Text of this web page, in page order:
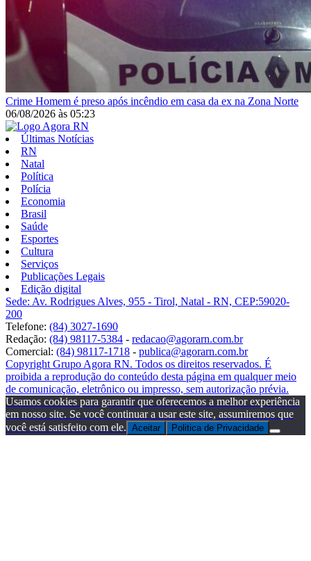
Crime Homem é preso após incêndio em casa da ex na Zona Norte
06/08/2026 às 05:23
Últimas Notícias
RN
Natal
Política
Polícia
Economia
Brasil
Saúde
Esportes
Cultura
Serviços
Publicações Legais
Edição digital
Sede: Av. Rodrigues Alves, 955 - Tirol, Natal - RN, CEP:59020-
200
Telefone: (84) 3027-1690
Redação: (84) 98117-5384 - redacao@agorarn.com.br
Comercial: (84) 98117-1718 - publica@agorarn.com.br
Copyright Grupo Agora RN. Todos os direitos reservados. É
proibida a reprodução do conteúdo desta página em qualquer meio
de comunicação, eletrônico ou impresso, sem autorização prévia.
Usamos cookies para garantir que oferecemos a melhor experiência
em nosso site. Se você continuar a usar este site, assumiremos que
você está satisfeito com ele. Aceitar Politica de Privacidade